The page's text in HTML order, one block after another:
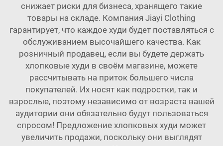
снижает риски для бизнеса, хранящего такие
товары на складе. Компания Jiayi Clothing
гарантирует, что каждое худи будет поставляться с
обслуживанием высочайшего качества. Как
розничный продавец, если вы будете держать
хлопковые худи в своём магазине, можете
рассчитывать на приток большего числа
покупателей. Их носят как подростки, так и
взрослые, поэтому независимо от возраста вашей
аудитории они обязательно будут пользоваться
спросом! Предложение хлопковых худи может
увеличить продажи, поскольку они выглядят